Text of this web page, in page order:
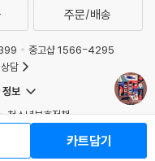
카트담기
주문/배송
중고샵 1566-4295
담
보
청소년보호정책
처관계자께